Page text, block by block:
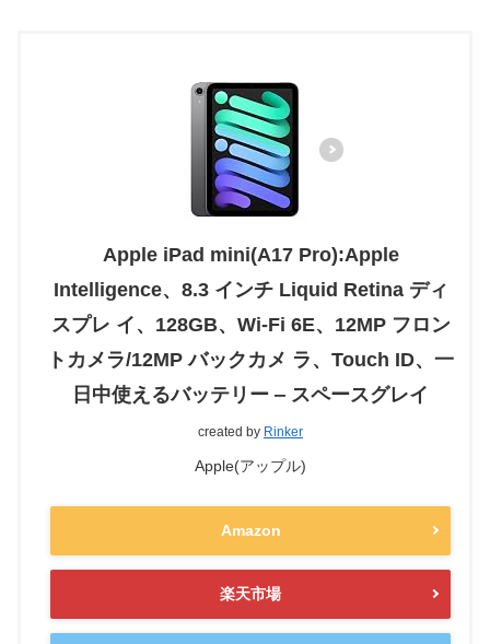
Apple iPad mini(A17 Pro):Apple
Intelligence、8.3 インチ Liquid Retina ディ
スプレ イ、128GB、Wi-Fi 6E、12MP フロン
トカメラ/12MP バックカメ ラ、Touch ID、一
日中使えるバッテリー ‒ スペースグレイ
created by Rinker
Apple(アップル)
Amazon
楽天市場